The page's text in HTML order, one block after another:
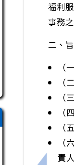
福利
事務
二、
（
（
（
（
（
責